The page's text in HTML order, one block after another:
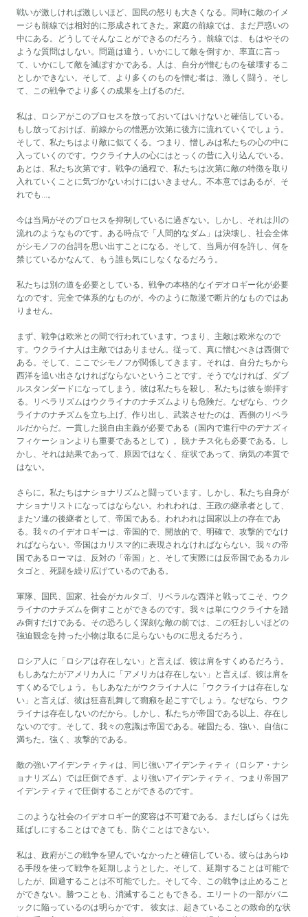
戦いが激しければ激しいほど、国民の怒りも大きくなる。同時に敵のイメ
ージも前線では相対的に形成されてきた。家庭の前線では、まだ戸惑いの
中にある。どうしてそんなことができるのだろう。前線では、もはやその
ような質問はしない。問題は違う。いかにして敵を倒すか、率直に言っ
て、いかにして敵を滅ぼすかである。人は、自分が憎むものを破壊するこ
としかできない。そして、より多くのものを憎む者は、激しく闘う。そし
て、この戦争でより多くの成果を上げるのだ。
私は、ロシアがこのプロセスを放っておいてはいけないと確信している。
もし放っておけば、前線からの憎悪が次第に後方に流れていくでしょう。
そして、私たちはより敵に似てくる。つまり、憎しみは私たちの心の中に
入っていくのです。ウクライナ人の心にはとっくの昔に入り込んでいる。
あとは、私たち次第です。戦争の過程で、私たちは次第に敵の特徴を取り
入れていくことに気づかないわけにはいきません。不本意ではあるが、そ
れでも...。
今は当局がそのプロセスを抑制しているに過ぎない。しかし、それは川の
流れのようなものです。ある時点で「人間的なダム」は決壊し、社会全体
がシモノフの台詞を思い出すことになる。そして、当局が何を許し、何を
禁じているかなんて、もう誰も気にしなくなるだろう。
私たちは別の道を必要としている。戦争の本格的なイデオロギー化が必要
なのです。完全で体系的なものが。今のように散漫で断片的なものではあ
りません。
まず、戦争は欧米との間で行われています。つまり、主敵は欧米なので
す。ウクライナ人は主敵ではありません。従って、真に憎むべきは西側で
ある。そして、ここでシモノフが関係してきます。それは、自分たちから
西洋を追い出さなければならないということです。そうでなければ、ダブ
ルスタンダードになってしまう。彼は私たちを殺し、私たちは彼を崇拝す
る。リベラリズムはウクライナのナチズムよりも危険だ。なぜなら、ウク
ライナのナチズムを立ち上げ、作り出し、武装させたのは、西側のリベラ
ルだからだ。一貫した脱自由主義が必要である（国内で進行中のデナズィ
フィケーションよりも重要であるとして）。脱ナチス化も必要である。し
かし、それは結果であって、原因ではなく、症状であって、病気の本質で
はない。
さらに。私たちはナショナリズムと闘っています。しかし、私たち自身が
ナショナリストになってはならない。われわれは、王政の継承者として、
またソ連の後継者として、帝国である。われわれは国家以上の存在であ
る。我々のイデオロギーは、帝国的で、開放的で、明確で、攻撃的でなけ
ればならない。帝国はカリスマ的に表現されなければならない。我々の帝
国であるローマは、反対の「帝国」と、そして実際には反帝国であるカル
タゴと、死闘を繰り広げているのである。
軍隊、国民、国家、社会がカルタゴ、リベラルな西洋と戦ってこそ、ウク
ライナのナチズムを倒すことができるのです。我々は単にウクライナを踏
み倒すだけである。その恐ろしく深刻な敵の前では、この狂おしいほどの
強迫観念を持った小物は取るに足らないものに思えるだろう。
ロシア人に「ロシアは存在しない」と言えば、彼は肩をすくめるだろう。
もしあなたがアメリカ人に「アメリカは存在しない」と言えば、彼は肩を
すくめるでしょう。もしあなたがウクライナ人に「ウクライナは存在しな
い」と言えば、彼は狂喜乱舞して癇癪を起こすでしょう。なぜなら、ウク
ライナは存在しないのだから。しかし、私たちが帝国である以上、存在し
ないのです。そして、我々の意識は帝国である。確固たる、強い、自信に
満ちた。強く、攻撃的である。
敵の強いアイデンティティは、同じ強いアイデンティティ（ロシア・ナシ
ョナリズム）では圧倒できず、より強いアイデンティティ、つまり帝国ア
イデンティティで圧倒することができるのです。
このような社会のイデオロギー的変容は不可避である。まだしばらくは先
延ばしにすることはできても、防ぐことはできない。
私は、政府がこの戦争を望んでいなかったと確信している。彼らはあらゆ
る手段を使って戦争を延期しようとした。そして、延期することは可能で
したが、回避することは不可能でした。そして今、この戦争は止めること
ができない。勝つことも、消滅することもできる。エリートの一部がパニ
ックに陥っているのは明らかです。 彼女は、起きていることの致命的な状